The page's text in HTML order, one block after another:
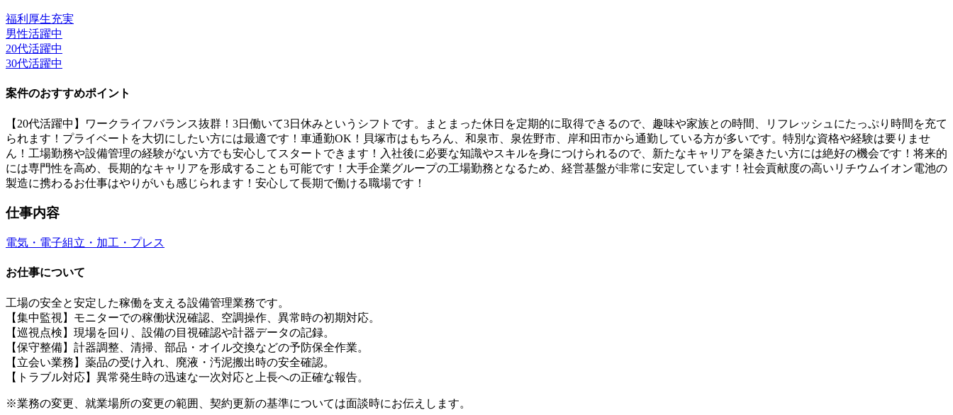
福利厚生充実
男性活躍中
20代活躍中
30代活躍中
案件のおすすめポイント
【20代活躍中】ワークライフバランス抜群！3日働いて3日休みというシフトです。まとまった休日を定期的に取得できるので、趣味や家族との時間、リフレッシュにたっぷり時間を充て
られます！プライベートを大切にしたい方には最適です！車通勤OK！貝塚市はもちろん、和泉市、泉佐野市、岸和田市から通勤している方が多いです。特別な資格や経験は要りませ
ん！工場勤務や設備管理の経験がない方でも安心してスタートできます！入社後に必要な知識やスキルを身につけられるので、新たなキャリアを築きたい方には絶好の機会です！将来的
には専門性を高め、長期的なキャリアを形成することも可能です！大手企業グループの工場勤務となるため、経営基盤が非常に安定しています！社会貢献度の高いリチウムイオン電池の
製造に携わるお仕事はやりがいも感じられます！安心して長期で働ける職場です！
仕事内容
電気・電子組立・加工・プレス
お仕事について
工場の安全と安定した稼働を支える設備管理業務です。
【集中監視】モニターでの稼働状況確認、空調操作、異常時の初期対応。
【巡視点検】現場を回り、設備の目視確認や計器データの記録。
【保守整備】計器調整、清掃、部品・オイル交換などの予防保全作業。
【立会い業務】薬品の受け入れ、廃液・汚泥搬出時の安全確認。
【トラブル対応】異常発生時の迅速な一次対応と上長への正確な報告。
※業務の変更、就業場所の変更の範囲、契約更新の基準については面談時にお伝えします。